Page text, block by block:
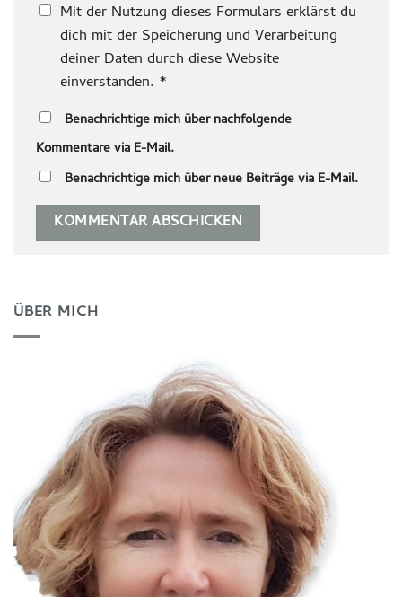
Mit der Nutzung dieses Formulars erklärst du
dich mit der Speicherung und Verarbeitung
deiner Daten durch diese Website
einverstanden. *
Benachrichtige mich über nachfolgende
Kommentare via E-Mail.
Benachrichtige mich über neue Beiträge via E-Mail.
ÜBER MICH